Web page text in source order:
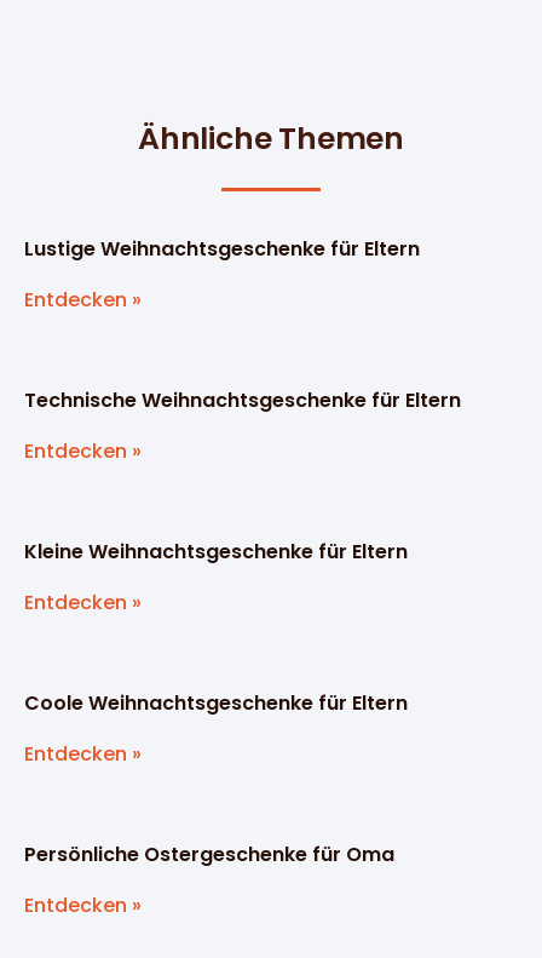
Ähnliche Themen
Lustige Weihnachtsgeschenke für Eltern
Entdecken »
Technische Weihnachtsgeschenke für Eltern
Entdecken »
Kleine Weihnachtsgeschenke für Eltern
Entdecken »
Coole Weihnachtsgeschenke für Eltern
Entdecken »
Persönliche Ostergeschenke für Oma
Entdecken »